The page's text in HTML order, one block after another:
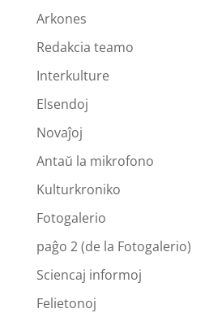
Arkones
Redakcia teamo
Interkulture
Elsendoj
Novaĵoj
Antaŭ la mikrofono
Kulturkroniko
Fotogalerio
paĝo 2 (de la Fotogalerio)
Sciencaj informoj
Felietonoj